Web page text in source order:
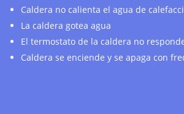
Caldera no calienta el agua de
La caldera gotea agua
El termostato de la caldera no
Caldera se enciende y se apaga con